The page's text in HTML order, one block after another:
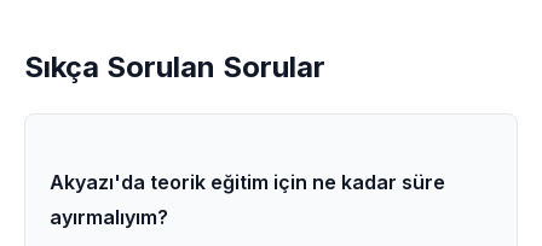
Sıkça Sorulan Sorular
Akyazı'da teorik eğitim için ne kadar süre
ayırmalıyım?